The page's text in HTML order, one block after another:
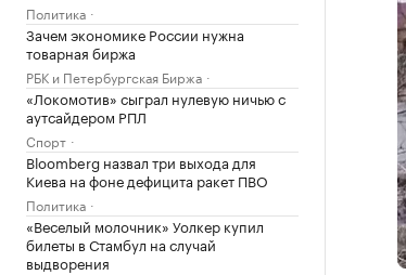
Политика
Зачем экономике России нужна
товарная биржа
РБК и Петербургская Биржа
«Локомотив» сыграл нулевую ничью с
аутсайдером РПЛ
Спорт
Bloomberg назвал три выхода для
Киева на фоне дефицита ракет ПВО
Политика
«Веселый молочник» Уолкер купил
билеты в Стамбул на случай
выдворения